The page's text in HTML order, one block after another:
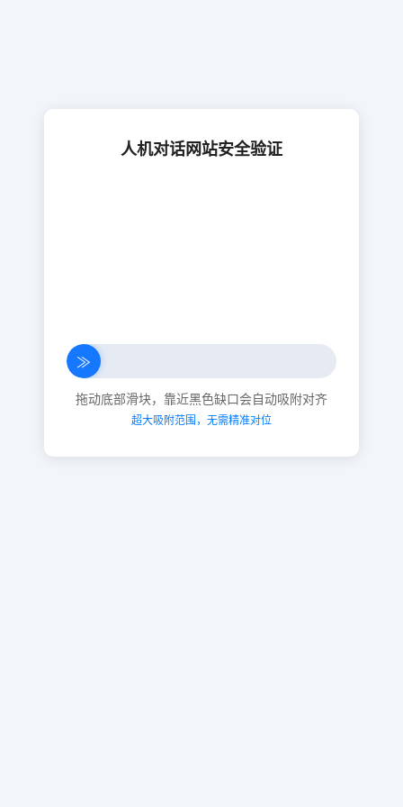
人机对话网站安全验证
≫
拖动底部滑块，靠近黑色缺口会自动吸附对齐
超大吸附范围，无需精准对位